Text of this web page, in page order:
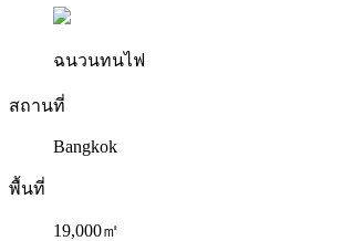
ฉนวนทนไฟ
สถานที่
Bangkok
พื้นที่
19,000㎡